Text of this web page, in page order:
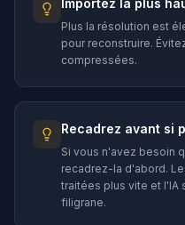
Importez la plus
Plus la résolution est
pour reconstruire.
compressées.
Recadrez avant si
Si vous n'avez besoin
recadrez-la d'abord.
traitées plus vite et l'IA
filigrane.